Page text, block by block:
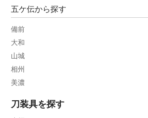
五ケ伝から探す
備前
大和
山城
相州
美濃
刀装具を探す